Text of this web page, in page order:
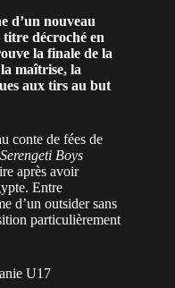
d’un nouveau
décroché en
la finale de la
maîtrise, la
aux tirs au but
conte de fées de
Serengeti Boys
après avoir
Entre
d’un outsider sans
particulièrement
U17